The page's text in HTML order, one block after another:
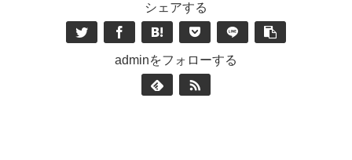
シェアする
adminをフォローする